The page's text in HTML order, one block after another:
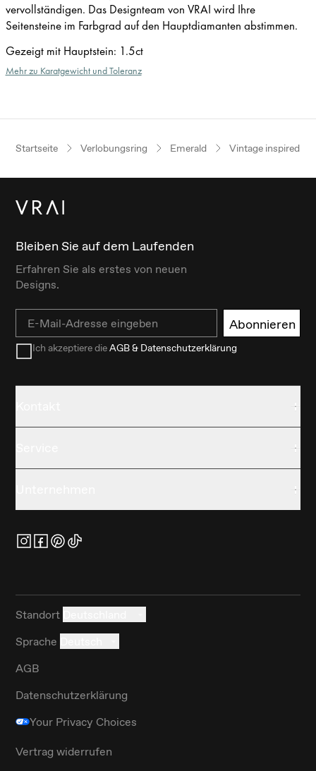
vervollständigen. Das Designteam von VRAI wird Ihre
Seitensteine im Farbgrad auf den Hauptdiamanten abstimmen.
Gezeigt mit Hauptstein: 1.5ct
Mehr zu Karatgewicht und Toleranz
Startseite Verlobungsring Emerald Vintage inspired
Bleiben Sie auf dem Laufenden
Erfahren Sie als erstes von neuen
Designs.
Email Abonnieren
Ich akzeptiere dieAGB & Datenschutzerklärung
Standort
Sprache
AGB
Datenschutzerklärung
Your Privacy Choices
Vertrag widerrufen